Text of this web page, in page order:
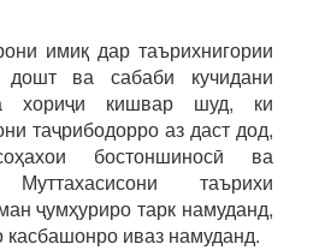
имиқ дар таърихнигории
дошт ва сабаби кучидани
хориҷи кишвар шуд, ки
таҷрибодорро аз даст дод,
бостоншиносӣ ва
таърихи
ҷумҳуриро тарк намуданд,
касбашонро иваз намуданд.